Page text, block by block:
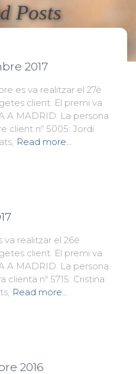
Posts
2017
es va realitzar el 27è
client. El premi va
A MADRID. La persona
client nº 5005: Jordi
Read more…
va realitzar el 26è
client. El premi va
A MADRID. La persona
clienta nº 5715: Cristina
Read more…
2016